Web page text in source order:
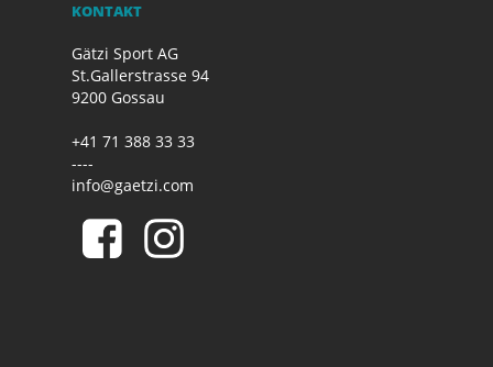
KONTAKT
Gätzi Sport AG
St.Gallerstrasse 94
9200 Gossau
+41 71 388 33 33
----
info@gaetzi.com